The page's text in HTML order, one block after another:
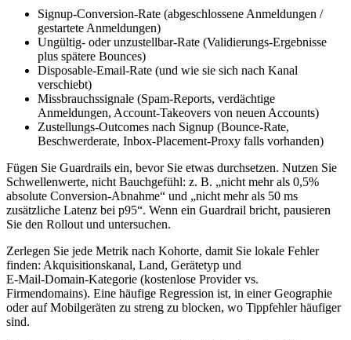
Signup‑Conversion‑Rate (abgeschlossene Anmeldungen /
gestartete Anmeldungen)
Ungültig‑ oder unzustellbar‑Rate (Validierungs‑Ergebnisse
plus spätere Bounces)
Disposable‑Email‑Rate (und wie sie sich nach Kanal
verschiebt)
Missbrauchssignale (Spam‑Reports, verdächtige
Anmeldungen, Account‑Takeovers von neuen Accounts)
Zustellungs‑Outcomes nach Signup (Bounce‑Rate,
Beschwerderate, Inbox‑Placement‑Proxy falls vorhanden)
Fügen Sie Guardrails ein, bevor Sie etwas durchsetzen. Nutzen Sie
Schwellenwerte, nicht Bauchgefühl: z. B. „nicht mehr als 0,5%
absolute Conversion‑Abnahme“ und „nicht mehr als 50 ms
zusätzliche Latenz bei p95“. Wenn ein Guardrail bricht, pausieren
Sie den Rollout und untersuchen.
Zerlegen Sie jede Metrik nach Kohorte, damit Sie lokale Fehler
finden: Akquisitionskanal, Land, Gerätetyp und
E‑Mail‑Domain‑Kategorie (kostenlose Provider vs.
Firmendomains). Eine häufige Regression ist, in einer Geographie
oder auf Mobilgeräten zu streng zu blocken, wo Tippfehler häufiger
sind.